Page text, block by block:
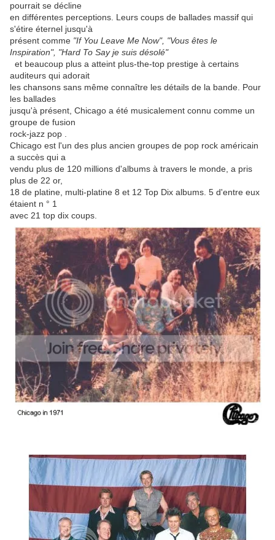
pourrait se décline
en différentes perceptions. Leurs coups de ballades massif qui
s'étire éternel jusqu'à
présent comme "If You Leave Me Now", "Vous êtes le
Inspiration", "Hard To Say je suis désolé"
et beaucoup plus a atteint plus-the-top prestige à certains
auditeurs qui adorait
les chansons sans même connaître les détails de la bande. Pour
les ballades
jusqu'à présent, Chicago a été musicalement connu comme un
groupe de fusion
rock-jazz pop .
Chicago est l'un des plus ancien groupes de pop rock américain
a succès qui a
vendu plus de 120 millions d'albums à travers le monde, a pris
plus de 22 or,
18 de platine, multi-platine 8 et 12 Top Dix albums. 5 d'entre eux
étaient n ° 1
avec 21 top dix coups.